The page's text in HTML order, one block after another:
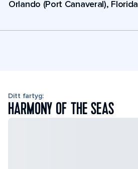
Orlando (Port Canaveral), Florida
Ditt fartyg:
HARMONY OF THE SEAS